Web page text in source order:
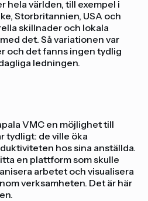
hela världen, till exempel i
Storbritannien, USA och
skillnader och lokala
det. Så variationen var
och det fanns ingen tydlig
ledningen.
VMC en möjlighet till
tydligt: de ville öka
hos sina anställda.
en plattform som skulle
arbetet och visualisera
verksamheten. Det är här